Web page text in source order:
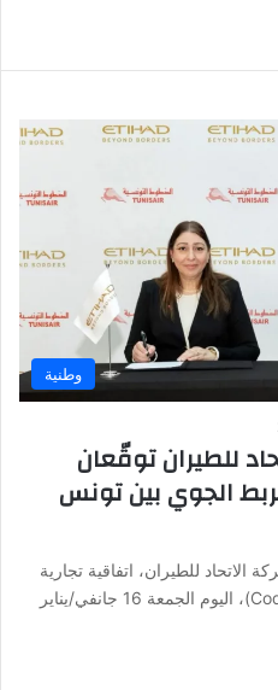
وطنية
للطيران توقّعان
الجوي بين تونس
للطيران، اتفاقية تجارية
للشراكة بالرمز المشترك (Codeshare)، اليوم الجمعة 16 جانفي/يناير